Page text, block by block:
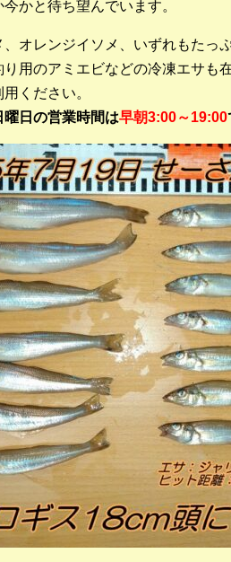
かと待ち望んでいます。
オレンジイソメ、いずれもたっ
用のアミエビなどの冷凍エサも
ください。
日の営業時間は早朝3:00～19:00